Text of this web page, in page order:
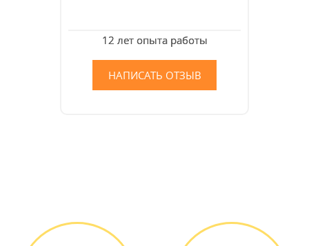
12 лет опыта работы
НАПИСАТЬ ОТЗЫВ